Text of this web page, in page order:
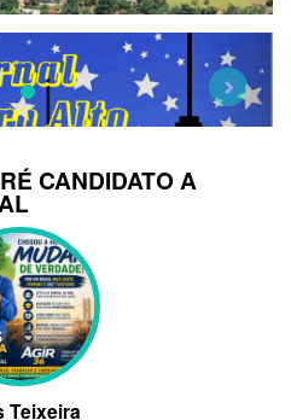
Next
CANDIDATO A
Teixeira